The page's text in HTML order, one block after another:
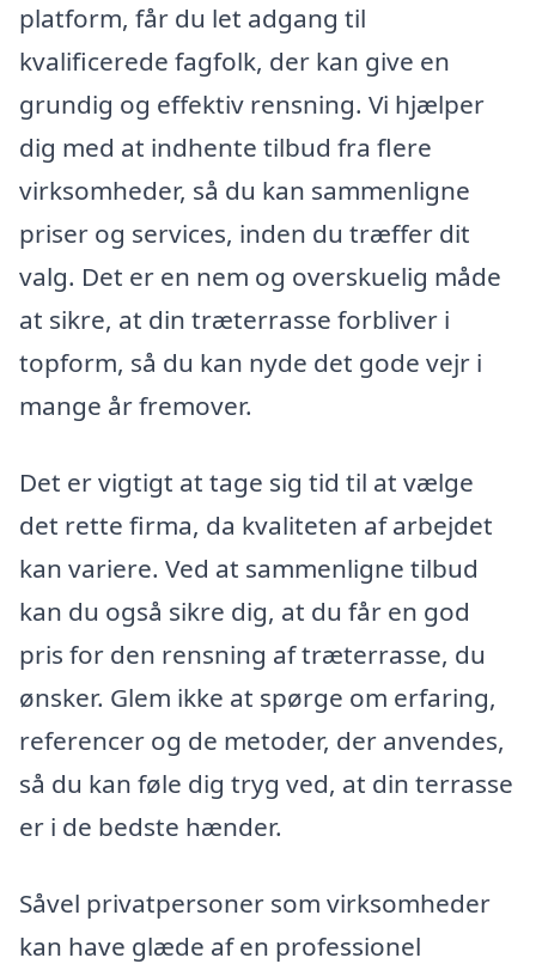
platform, får du let adgang til
kvalificerede fagfolk, der kan give en
grundig og effektiv rensning. Vi hjælper
dig med at indhente tilbud fra flere
virksomheder, så du kan sammenligne
priser og services, inden du træffer dit
valg. Det er en nem og overskuelig måde
at sikre, at din træterrasse forbliver i
topform, så du kan nyde det gode vejr i
mange år fremover.
Det er vigtigt at tage sig tid til at vælge
det rette firma, da kvaliteten af arbejdet
kan variere. Ved at sammenligne tilbud
kan du også sikre dig, at du får en god
pris for den rensning af træterrasse, du
ønsker. Glem ikke at spørge om erfaring,
referencer og de metoder, der anvendes,
så du kan føle dig tryg ved, at din terrasse
er i de bedste hænder.
Såvel privatpersoner som virksomheder
kan have glæde af en professionel